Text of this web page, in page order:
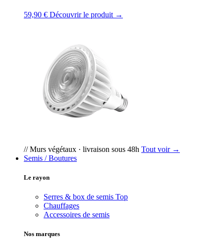
59,90 € Découvrir le produit →
// Murs végétaux · livraison sous 48h Tout voir →
Semis / Boutures
Le rayon
Serres & box de semis Top
Chauffages
Accessoires de semis
Nos marques